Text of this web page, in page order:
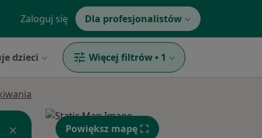
Zaloguj się Dla profesjonalistów
dzieci Więcej filtrów • 1
Powiększ mapę